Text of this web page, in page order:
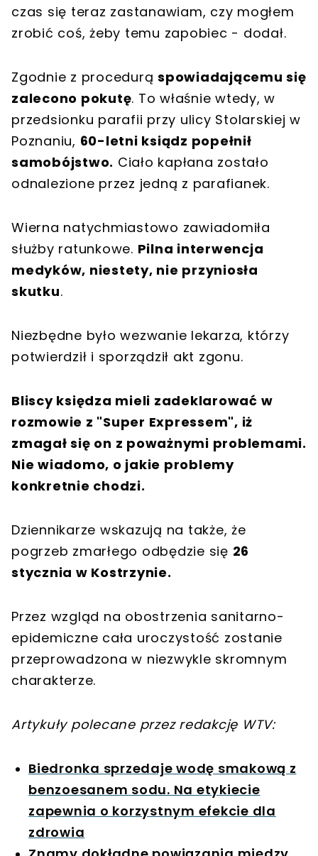
czas się teraz zastanawiam, czy mogłem
zrobić coś, żeby temu zapobiec - dodał.
Zgodnie z procedurą spowiadającemu się
zalecono pokutę. To właśnie wtedy, w
przedsionku parafii przy ulicy Stolarskiej w
Poznaniu, 60-letni ksiądz popełnił
samobójstwo. Ciało kapłana zostało
odnalezione przez jedną z parafianek.
Wierna natychmiastowo zawiadomiła
służby ratunkowe. Pilna interwencja
medyków, niestety, nie przyniosła
skutku.
Niezbędne było wezwanie lekarza, którzy
potwierdził i sporządził akt zgonu.
Bliscy księdza mieli zadeklarować w
rozmowie z "Super Expressem", iż
zmagał się on z poważnymi problemami.
Nie wiadomo, o jakie problemy
konkretnie chodzi.
Dziennikarze wskazują na także, że
pogrzeb zmarłego odbędzie się 26
stycznia w Kostrzynie.
Przez wzgląd na obostrzenia sanitarno-
epidemiczne cała uroczystość zostanie
przeprowadzona w niezwykle skromnym
charakterze.
Artykuły polecane przez redakcję WTV:
Biedronka sprzedaje wodę smakową z
benzoesanem sodu. Na etykiecie
zapewnia o korzystnym efekcie dla
zdrowia